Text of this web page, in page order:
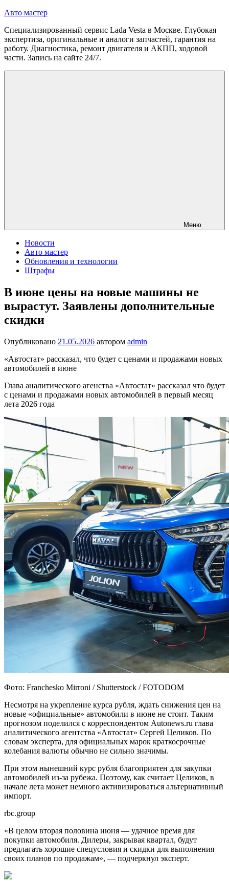
Перейти
содержимому
Авто мастер
Специализированный сервис Lada Vesta в Москве. Глубокая
экспертиза, оригинальные и аналоги запчастей, гарантия на
работу. Диагностика, ремонт двигателя и АКПП, ходовой
части. Запись на сайте 24/7.
Меню
Новости
Авто мастер
Обновления и технологии
Штрафы
В июне цены на новые машины не
вырастут. Заявлены дополнительные
скидки
Опубликовано 21.05.2026 автором admin
«Автостат» рассказал, что будет с ценами и продажами новых
автомобилей в июне
Глава аналитического агенства «Автостат» рассказал что будет
с ценами и продажами новых автомобилей в первый месяц
лета 2026 года
Фото: Franchesko Mirroni / Shutterstock / FOTODOM
Несмотря на укрепление курса рубля, ждать снижения цен на
новые «официальные» автомобили в июне не стоит. Таким
прогнозом поделился с корреспондентом Autonews.ru глава
аналитического агентства «Автостат» Сергей Целиков. По
словам эксперта, для официальных марок краткосрочные
колебания валюты обычно не сильно значимы.
При этом нынешний курс рубля благоприятен для закупки
автомобилей из-за рубежа. Поэтому, как считает Целиков, в
начале лета может немного активизироваться альтернативный
импорт.
rbc.group
«В целом вторая половина июня — удачное время для
покупки автомобиля. Дилеры, закрывая квартал, будут
предлагать хорошие спецусловия и скидки для выполнения
своих планов по продажам», — подчеркнул эксперт.